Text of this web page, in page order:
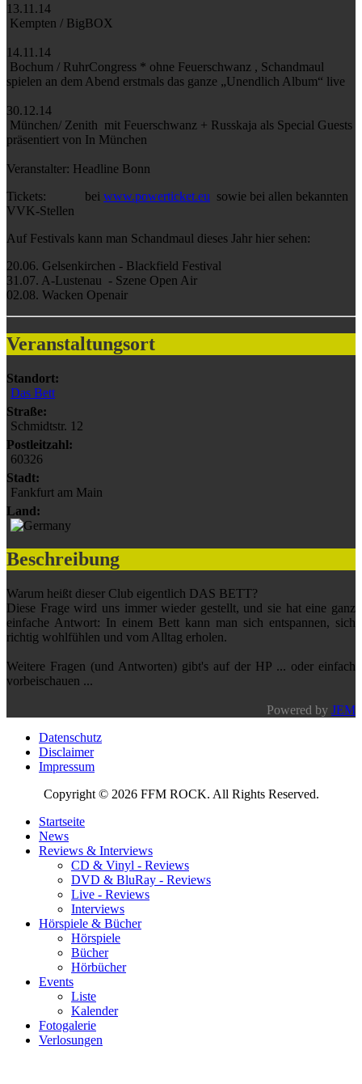
13.11.14
Kempten / BigBOX
14.11.14
Bochum / RuhrCongress * ohne Feuerschwanz , Schandmaul
spielen an dem Abend erstmals das ganze „Unendlich Album“ live
30.12.14
München/ Zenith mit Feuerschwanz + Russkaja als Special Guests
präsentiert von In München
Veranstalter: Headline Bonn
Tickets: bei www.powerticket.eu sowie bei allen bekannten
VVK-Stellen
Auf Festivals kann man Schandmaul dieses Jahr hier sehen:
20.06. Gelsenkirchen - Blackfield Festival
31.07. A-Lustenau - Szene Open Air
02.08. Wacken Openair
Veranstaltungsort
Standort:
Das Bett
Straße:
Schmidtstr. 12
Postleitzahl:
60326
Stadt:
Fankfurt am Main
Land:
Beschreibung
Warum heißt dieser Club eigentlich DAS BETT?
Diese Frage wird uns immer wieder gestellt, und sie hat eine ganz
einfache Antwort: In einem Bett kann man sich entspannen, sich
richtig wohlfühlen und vom Alltag erholen.
Weitere Fragen (und Antworten) gibt's auf der HP ... oder einfach
vorbeischauen ...
Powered by JEM
Datenschutz
Disclaimer
Impressum
Copyright © 2026 FFM ROCK. All Rights Reserved.
Startseite
News
Reviews & Interviews
CD & Vinyl - Reviews
DVD & BluRay - Reviews
Live - Reviews
Interviews
Hörspiele & Bücher
Hörspiele
Bücher
Hörbücher
Events
Liste
Kalender
Fotogalerie
Verlosungen